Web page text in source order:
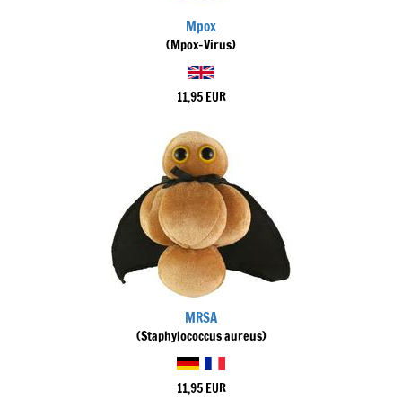
Mpox
(Mpox-Virus)
11,95 EUR
MRSA
(Staphylococcus aureus)
11,95 EUR